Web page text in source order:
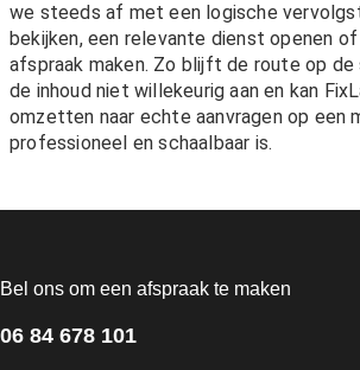
we steeds af met een logische
bekijken, een relevante dienst openen
afspraak maken. Zo blijft de route op
de inhoud niet willekeurig aan en kan
omzetten naar echte aanvragen op een
professioneel en schaalbaar is.
Bel ons om een afspraak te maken
06 84 678 101